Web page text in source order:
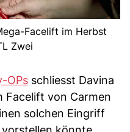
Facelift im Herbst
Zwei
OPs schliesst Davina
Facelift von Carmen
solchen Eingriff